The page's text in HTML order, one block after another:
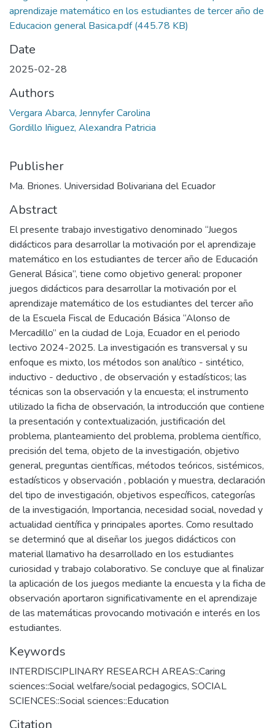
aprendizaje matemático en los estudiantes de tercer año de
Educacion general Basica.pdf(445.78 KB)
Date
2025-02-28
Authors
Vergara Abarca, Jennyfer Carolina
Gordillo Iñiguez, Alexandra Patricia
Publisher
Ma. Briones. Universidad Bolivariana del Ecuador
Abstract
El presente trabajo investigativo denominado “Juegos
didácticos para desarrollar la motivación por el aprendizaje
matemático en los estudiantes de tercer año de Educación
General Básica”, tiene como objetivo general: proponer
juegos didácticos para desarrollar la motivación por el
aprendizaje matemático de los estudiantes del tercer año
de la Escuela Fiscal de Educación Básica “Alonso de
Mercadillo” en la ciudad de Loja, Ecuador en el periodo
lectivo 2024-2025. La investigación es transversal y su
enfoque es mixto, los métodos son analítico - sintético,
inductivo - deductivo , de observación y estadísticos; las
técnicas son la observación y la encuesta; el instrumento
utilizado la ficha de observación, la introducción que contiene
la presentación y contextualización, justificación del
problema, planteamiento del problema, problema científico,
precisión del tema, objeto de la investigación, objetivo
general, preguntas científicas, métodos teóricos, sistémicos,
estadísticos y observación , población y muestra, declaración
del tipo de investigación, objetivos específicos, categorías
de la investigación, Importancia, necesidad social, novedad y
actualidad científica y principales aportes. Como resultado
se determinó que al diseñar los juegos didácticos con
material llamativo ha desarrollado en los estudiantes
curiosidad y trabajo colaborativo. Se concluye que al finalizar
la aplicación de los juegos mediante la encuesta y la ficha de
observación aportaron significativamente en el aprendizaje
de las matemáticas provocando motivación e interés en los
estudiantes.
Keywords
INTERDISCIPLINARY RESEARCH AREAS::Caring
sciences::Social welfare/social pedagogics, SOCIAL
SCIENCES::Social sciences::Education